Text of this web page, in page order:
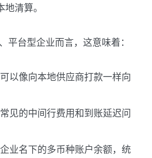
清算。
平台型企业而言，这意味着：
以像向本地供应商打款一样向
见的中间行费用和到账延迟问
业名下的多币种账户余额，统